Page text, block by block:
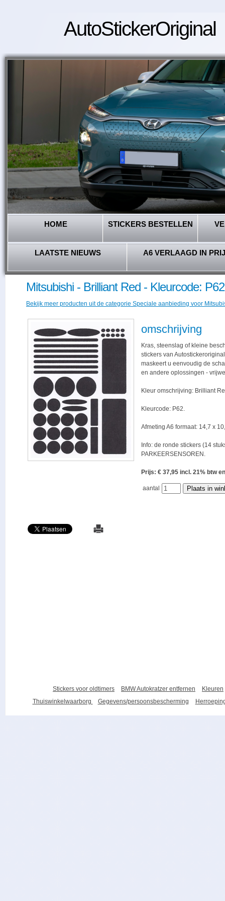
AutoStickerOriginal
HOME STICKERS BESTELLEN
LAATSTE NIEUWS A6 VERLAAGD IN
Mitsubishi - Brilliant Red - Kleurcode: P62
Bekijk meer producten uit de categorie Speciale aanbieding voor
omschrijving
Kras, steenslag of kleine
stickers van
maskeert u eenvoudig de
en andere oplossingen -
Kleur omschrijving: Brilliant
Kleurcode: P62.
Afmeting A6 formaat: 14,7 x
Info: de ronde stickers (14
PARKEERSENSOREN.
Prijs: € 37,95 incl. 21% btw
aantal
Stickers voor oldtimers BMW Autokratzer entfernen
Kleuren
Thuiswinkelwaarborg
Gegevens/persoonsbescherming